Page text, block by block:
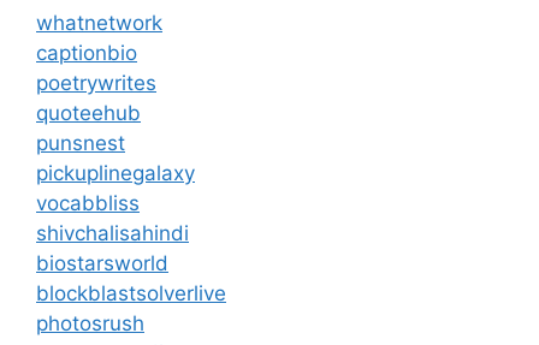
whatnetwork
captionbio
poetrywrites
quoteehub
punsnest
pickuplinegalaxy
vocabbliss
shivchalisahindi
biostarsworld
blockblastsolverlive
photosrush